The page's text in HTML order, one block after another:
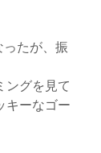
たが、振
ングを見て
キーなゴー